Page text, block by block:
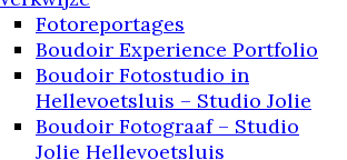
Fotoreportages
Boudoir Experience Portfolio
Boudoir Fotostudio in
Hellevoetsluis – Studio Jolie
Boudoir Fotograaf – Studio
Jolie Hellevoetsluis